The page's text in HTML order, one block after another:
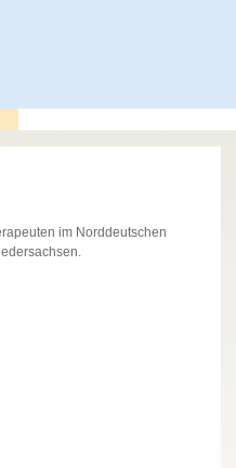
im Norddeutschen